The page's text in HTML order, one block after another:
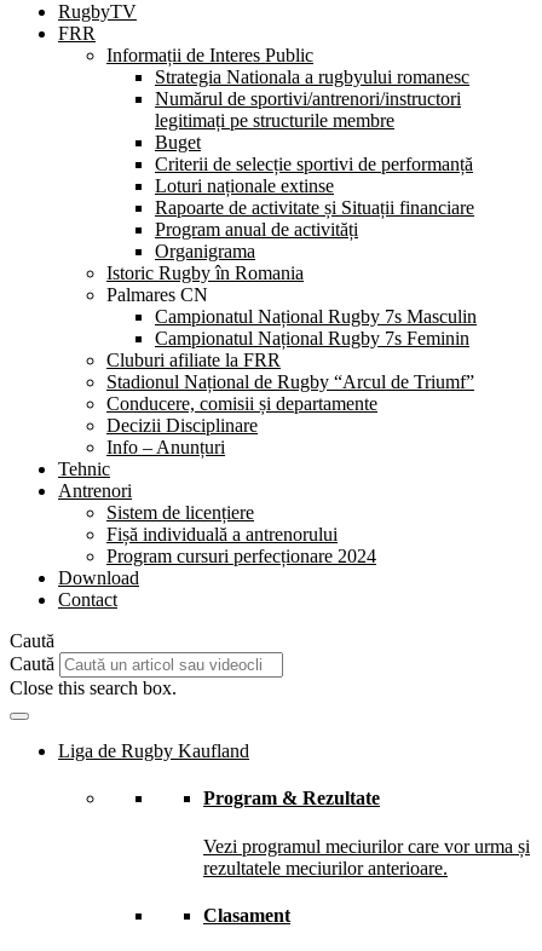
RugbyTV
FRR
Informații de Interes Public
Strategia Nationala a rugbyului romanesc
Numărul de sportivi/antrenori/instructori
legitimați pe structurile membre
Buget
Criterii de selecție sportivi de performanță
Loturi naționale extinse
Rapoarte de activitate și Situații financiare
Program anual de activități
Organigrama
Istoric Rugby în Romania
Palmares CN
Campionatul Național Rugby 7s Masculin
Campionatul Național Rugby 7s Feminin
Cluburi afiliate la FRR
Stadionul Național de Rugby “Arcul de Triumf”
Conducere, comisii și departamente
Decizii Disciplinare
Info – Anunțuri
Tehnic
Antrenori
Sistem de licențiere
Fișă individuală a antrenorului
Program cursuri perfecționare 2024
Download
Contact
Caută
Caută
Close this search box.
Liga de Rugby Kaufland
Program & Rezultate
Vezi programul meciurilor care vor urma și
rezultatele meciurilor anterioare.
Clasament